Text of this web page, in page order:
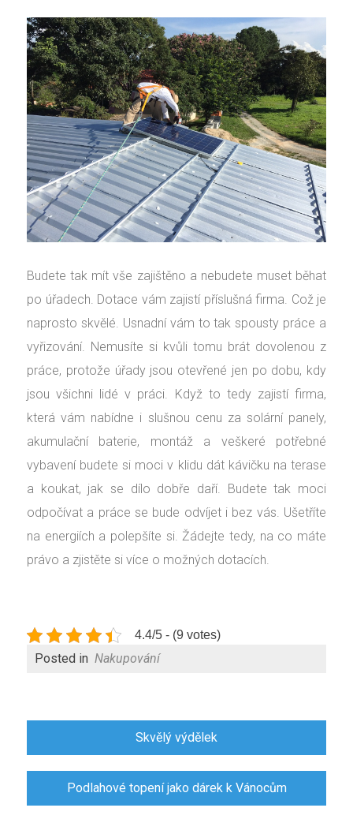
Budete tak mít vše zajištěno a nebudete muset běhat
po úřadech. Dotace vám zajistí příslušná firma. Což je
naprosto skvělé. Usnadní vám to tak spousty práce a
vyřizování. Nemusíte si kvůli tomu brát dovolenou z
práce, protože úřady jsou otevřené jen po dobu, kdy
jsou všichni lidé v práci. Když to tedy zajistí firma,
která vám nabídne i slušnou cenu za solární panely,
akumulační baterie, montáž a veškeré potřebné
vybavení budete si moci v klidu dát kávičku na terase
a koukat, jak se dílo dobře daří. Budete tak moci
odpočívat a práce se bude odvíjet i bez vás. Ušetříte
na energiích a polepšíte si. Žádejte tedy, na co máte
právo a zjistěte si více o možných dotacích.
4.4/5 - (9 votes)
Posted in Nakupování
Skvělý výdělek
Podlahové topení jako dárek k Vánocům